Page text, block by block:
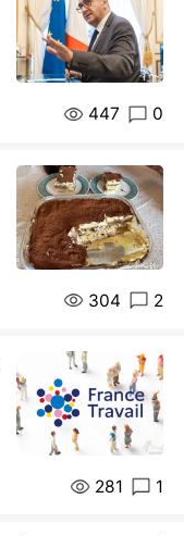
447 0
304 2
281 1